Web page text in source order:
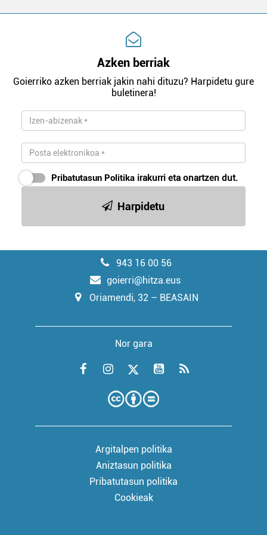
Azken berriak
Goierriko azken berriak jakin nahi dituzu? Harpidetu gure
buletinera!
Pribatutasun Politika irakurri eta onartzen dut.
Harpidetu
943 16 00 56
goierri@hitza.eus
Oriamendi, 32 – BEASAIN
Nor gara
Argitalpen politika
Aniztasun politika
Pribatutasun politika
Cookieak